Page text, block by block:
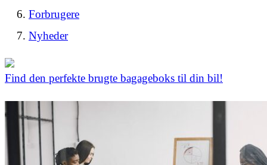
Forbrugere
Nyheder
Find den perfekte brugte bagageboks til din bil!